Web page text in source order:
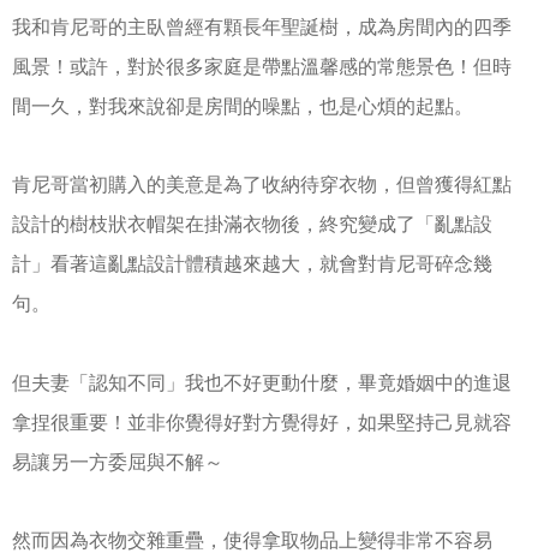
我和肯尼哥的主臥曾經有顆長年聖誕樹，成為房間內的四季
風景！或許，對於很多家庭是帶點溫馨感的常態景色！但時
間一久，對我來說卻是房間的噪點，也是心煩的起點。
肯尼哥當初購入的美意是為了收納待穿衣物，但曾獲得紅點
設計的樹枝狀衣帽架在掛滿衣物後，終究變成了「亂點設
計」 看著這亂點設計體積越來越大，就會對肯尼哥碎念幾
句。
但夫妻「認知不同」我也不好更動什麼，畢竟婚姻中的進退
拿捏很重要！並非你覺得好對方覺得好，如果堅持己見就容
易讓另一方委屈與不解～
然而因為衣物交雜重疊，使得拿取物品上變得非常不容易